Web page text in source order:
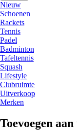
Nieuw
Schoenen
Rackets
Tennis
Padel
Badminton
Tafeltennis
Squash
Lifestyle
Clubruimte
Uitverkoop
Merken
Toevoegen